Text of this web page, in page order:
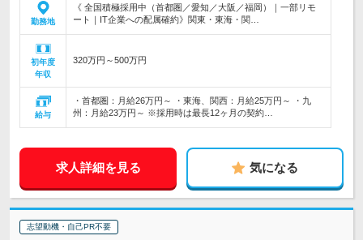
勤務地
《 全国積極採用中（首都圏／愛知／大阪／福岡）｜一部リモ
ート｜IT企業への配属確約》関東・東海・関…
初年度
年収
320万円～500万円
給与
・首都圏：月給26万円～ ・東海、関西：月給25万円～ ・九
州：月給23万円～ ※採用時は最長12ヶ月の契約…
求人詳細を見る 気になる
志望動機・自己PR不要